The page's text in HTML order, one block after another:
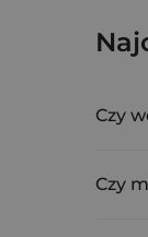
Czy
Czy